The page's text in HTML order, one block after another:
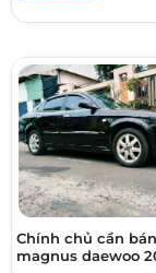
Chính chủ cần
magnus daewoo